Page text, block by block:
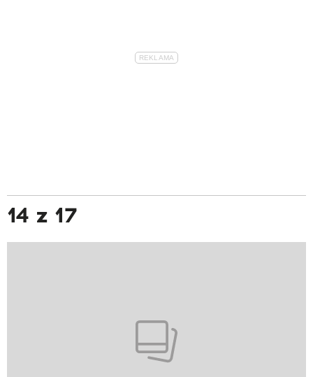
14 z 17